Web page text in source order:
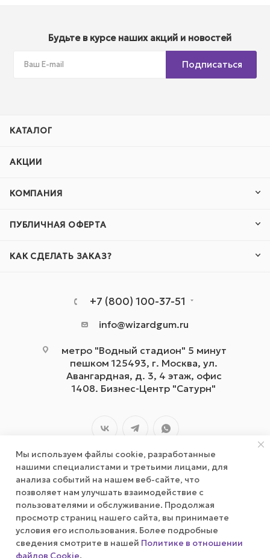
Будьте в курсе наших акций и новостей
Подписаться
КАТАЛОГ
АКЦИИ
КОМПАНИЯ
ПУБЛИЧНАЯ ОФЕРТА
КАК СДЕЛАТЬ ЗАКАЗ?
+7 (800) 100-37-51
info@wizardgum.ru
метро "Водный стадион" 5 минут
пешком 125493, г. Москва, ул.
Авангардная, д. 3, 4 этаж, офис
1408. Бизнес-Центр "Сатурн"
2026 © wizardgum.ru, 2021
Мы используем файлы cookie, разработанные
нашими специалистами и третьими лицами, для
анализа событий на нашем веб-сайте, что
позволяет нам улучшать взаимодействие с
пользователями и обслуживание. Продолжая
просмотр страниц нашего сайта, вы принимаете
условия его использования. Более подробные
сведения смотрите в нашей Политике в отношении
файлов Cookie.